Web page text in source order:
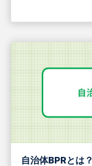
自治体BPRとは？